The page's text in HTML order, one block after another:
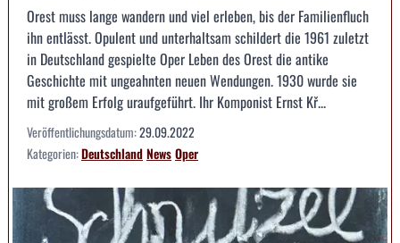
Orest muss lange wandern und viel erleben, bis der Familienfluch
ihn entlässt. Opulent und unterhaltsam schildert die 1961 zuletzt
in Deutschland gespielte Oper Leben des Orest die antike
Geschichte mit ungeahnten neuen Wendungen. 1930 wurde sie
mit großem Erfolg uraufgeführt. Ihr Komponist Ernst Kř...
Veröffentlichungsdatum:29.09.2022
Kategorien:DeutschlandNewsOper